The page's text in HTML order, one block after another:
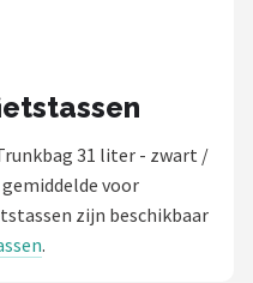
31 liter - zwart /
voor
zijn beschikbaar
.